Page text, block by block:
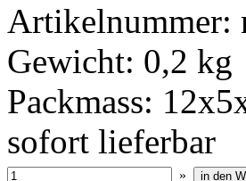
Artikelnummer:
Gewicht: 0,2 kg
Packmass:
sofort lieferbar
»